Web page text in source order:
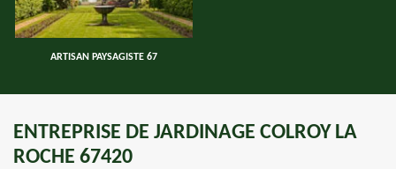
ARTISAN PAYSAGISTE 67
ENTREPRISE DE JARDINAGE COLROY LA
ROCHE 67420